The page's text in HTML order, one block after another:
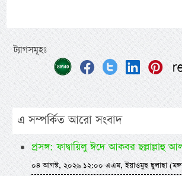
ট্যাগসমূহঃ
এ সম্পর্কিত আরো সংবাদ
প্রসঙ্গ: ফাদ্বায়িলু ঈদে আকবর ছল্লাল্লাহু
০৪ আগস্ট, ২০২৬ ১২:০০ এএম, ইয়াওমুছ ছুলাছা